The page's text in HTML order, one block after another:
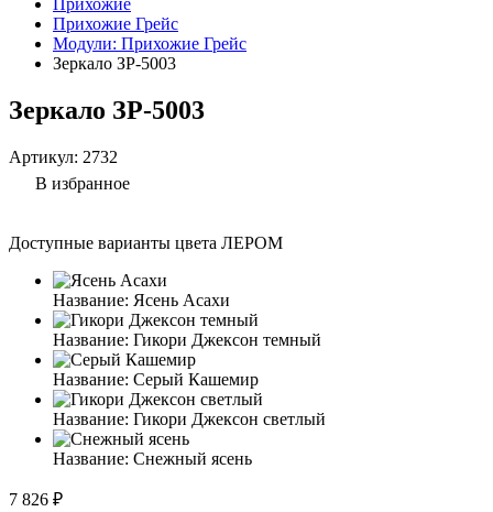
Прихожие
Прихожие Грейс
Модули: Прихожие Грейс
Зеркало ЗР-5003
Зеркало ЗР-5003
Артикул: 2732
В избранное
Доступные варианты цвета ЛЕРОМ
Название: Ясень Асахи
Название: Гикори Джексон темный
Название: Серый Кашемир
Название: Гикори Джексон светлый
Название: Снежный ясень
7 826 ₽